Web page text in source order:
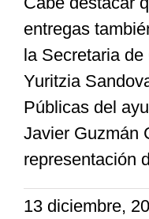
entregas
la Secretaria
Yuritzia
Públicas del
Javier Guzmán
representación
13 diciembre,